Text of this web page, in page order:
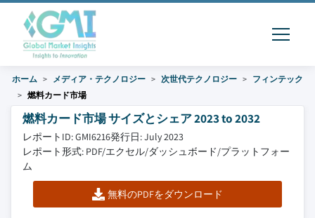
ホーム メディア・テクノロジー 次世代テクノロジー
フィンテック
燃料カード市場
燃料カード市場 サイズとシェア 2023 to 2032
レポートID: GMI6216発行日: July 2023
レポート形式: PDF/エクセル/ダッシュボード/プラットフォー
ム
無料のPDFをダウンロード